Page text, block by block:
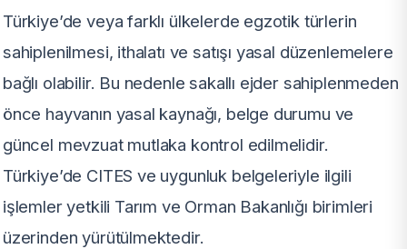
Türkiye’de veya farklı ülkelerde egzotik türlerin
sahiplenilmesi, ithalatı ve satışı yasal düzenlemelere
bağlı olabilir. Bu nedenle sakallı ejder sahiplenmeden
önce hayvanın yasal kaynağı, belge durumu ve
güncel mevzuat mutlaka kontrol edilmelidir.
Türkiye’de CITES ve uygunluk belgeleriyle ilgili
işlemler yetkili Tarım ve Orman Bakanlığı birimleri
üzerinden yürütülmektedir.